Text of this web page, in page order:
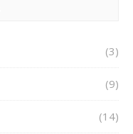
(3)
(9)
(14)